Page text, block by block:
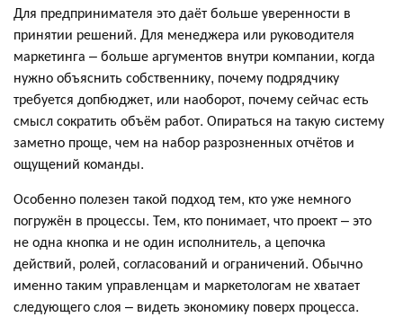
Для предпринимателя это даёт больше уверенности в
принятии решений. Для менеджера или руководителя
маркетинга – больше аргументов внутри компании, когда
нужно объяснить собственнику, почему подрядчику
требуется допбюджет, или наоборот, почему сейчас есть
смысл сократить объём работ. Опираться на такую систему
заметно проще, чем на набор разрозненных отчётов и
ощущений команды.
Особенно полезен такой подход тем, кто уже немного
погружён в процессы. Тем, кто понимает, что проект – это
не одна кнопка и не один исполнитель, а цепочка
действий, ролей, согласований и ограничений. Обычно
именно таким управленцам и маркетологам не хватает
следующего слоя – видеть экономику поверх процесса.